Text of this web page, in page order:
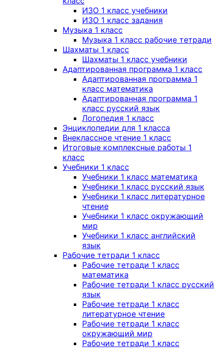
ИЗО 1 класс учебники
ИЗО 1 класс задания
Музыка 1 класс
Музыка 1 класс рабочие тетради
Шахматы 1 класс
Шахматы 1 класс учебники
Адаптированная программа 1 класс
Адаптированная программа 1
класс математика
Адаптированная программа 1
класс русский язык
Логопедия 1 класс
Энциклопедии для 1 класса
Внеклассное чтение 1 класс
Итоговые комплексные работы 1
класс
Учебники 1 класс
Учебники 1 класс математика
Учебники 1 класс русский язык
Учебники 1 класс литературное
чтение
Учебники 1 класс окружающий
мир
Учебники 1 класс английский
язык
Рабочие тетради 1 класс
Рабочие тетради 1 класс
математика
Рабочие тетради 1 класс русский
язык
Рабочие тетради 1 класс
литературное чтение
Рабочие тетради 1 класс
окружающий мир
Рабочие тетради 1 класс